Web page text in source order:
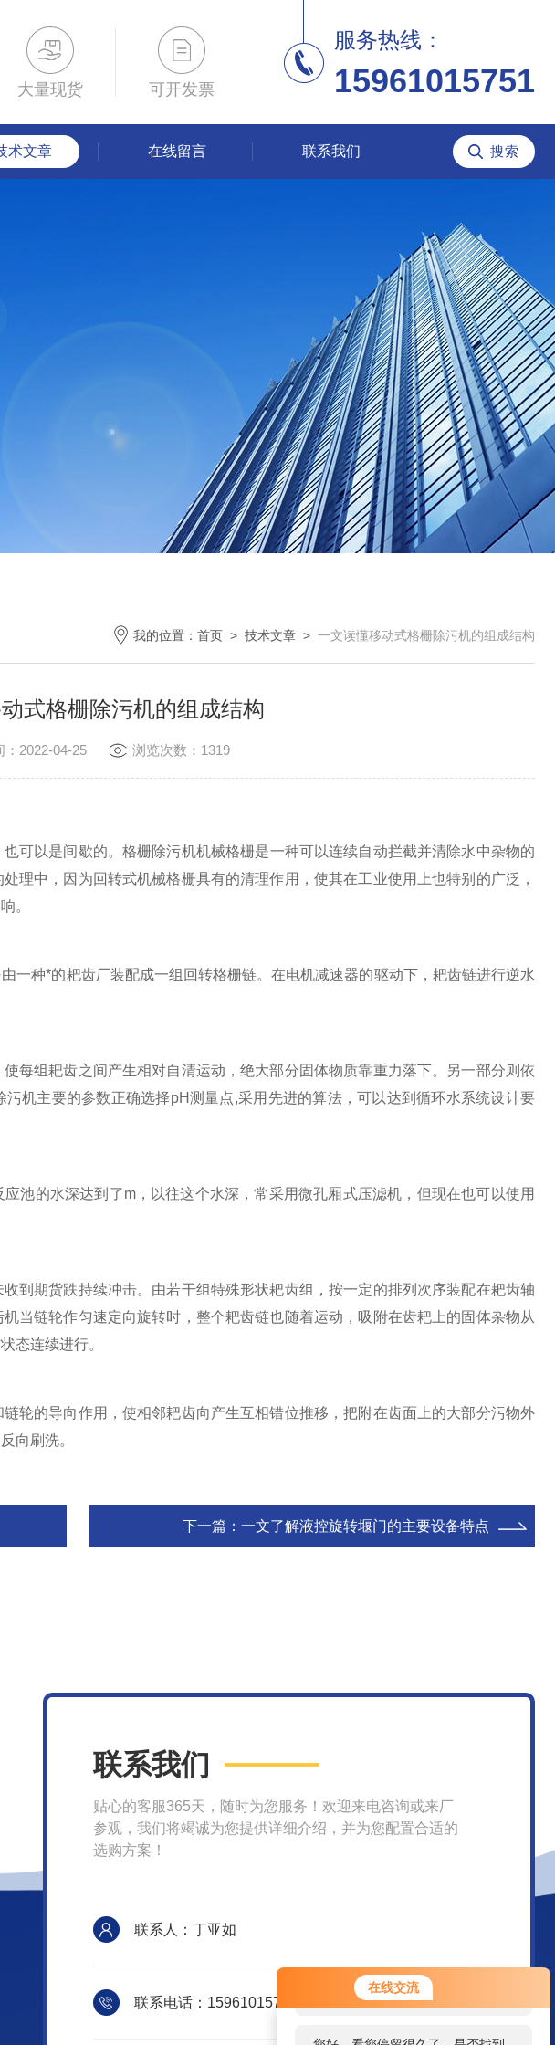
在线交流
您好！欢迎前来咨询，很高兴为您
服务，请问您要咨询什么问题呢？
大量现货 可开发票
服务热线：
15961015751
术文章 在线留言 联系我们
我的位置： 首页 > 技术文章 > 一文读懂移动式格栅除污机的组成结构
式格栅除污机的组成结构
：2022-04-25 浏览次数：1319
可以是间歇的。格栅除污机机械格栅是一种可以连续自动拦截并清除水中杂物的
理中，因为回转式机械格栅具有的清理作用，使其在工业使用上也特别的广泛，
。
一种*的耙齿厂装配成一组回转格栅链。在电机减速器的驱动下，耙齿链进行逆水
组耙齿之间产生相对自清运动，绝大部分固体物质靠重力落下。另一部分则依
机主要的参数正确选择pH测量点,采用先进的算法，可以达到循环水系统设计要
池的水深达到了m，以往这个水深，常采用微孔厢式压滤机，但现在也可以使用
期货跌持续冲击。由若干组特殊形状耙齿组，按一定的排列次序装配在耙齿轴
当链轮作匀速定向旋转时，整个耙齿链也随着运动，吸附在齿耙上的固体杂物从
态连续进行。
的导向作用，使相邻耙齿向产生互相错位推移，把附在齿面上的大部分污物外
向刷洗。
下一篇： 一文了解液控旋转堰门的主要设备特点
联系我们
贴心的客服365天，随时为您服务！欢迎来电咨询或来厂
参观，我们将竭诚为您提供详细介绍，并为您配置合适的
选购方案！
联系人：丁亚如
联系电话：15961015751